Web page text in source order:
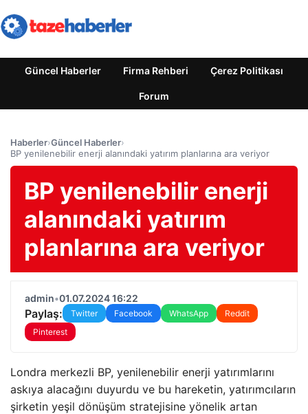
Güncel Haberler Firma Rehberi Çerez Politikası
Forum
Haberler›Güncel Haberler›
BP yenilenebilir enerji alanındaki yatırım planlarına ara veriyor
BP yenilenebilir enerji
alanındaki yatırım
planlarına ara veriyor
admin•01.07.2024 16:22
Paylaş: Twitter Facebook WhatsApp
Reddit
Pinterest
Londra merkezli BP, yenilenebilir enerji yatırımlarını
askıya alacağını duyurdu ve bu hareketin, yatırımcıların
şirketin yeşil dönüşüm stratejisine yönelik artan